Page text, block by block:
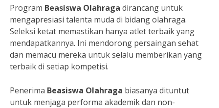
Program Beasiswa Olahraga dirancang untuk
mengapresiasi talenta muda di bidang olahraga.
Seleksi ketat memastikan hanya atlet terbaik yang
mendapatkannya. Ini mendorong persaingan sehat
dan memacu mereka untuk selalu memberikan yang
terbaik di setiap kompetisi.
Penerima Beasiswa Olahraga biasanya dituntut
untuk menjaga performa akademik dan non-